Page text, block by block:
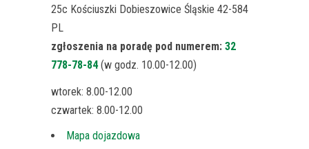
25c Kościuszki Dobieszowice Śląskie 42-584
PL
zgłoszenia na poradę pod numerem: 32
778-78-84(w godz. 10.00-12.00)
wtorek: 8.00-12.00
czwartek: 8.00-12.00
Mapa dojazdowa